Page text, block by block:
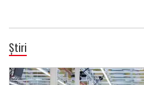
Știri